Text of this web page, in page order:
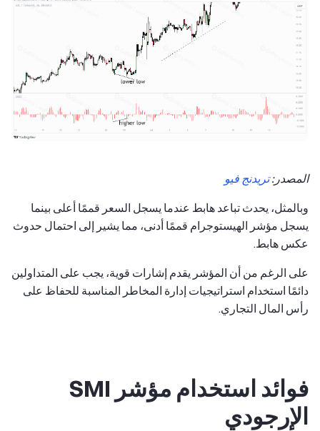
المصدر:تريدنج فيو
وبالمثل، يحدث تباعد هابط عندما يسجل السعر قممًا أعلى بينما
يسجل مؤشر الهيستوجرام قممًا أدنى، مما يشير إلى احتمال حدوث
عكس هابط.
على الرغم من أن المؤشر يقدم إشارات قوية، يجب على المتداولين
دائمًا استخدام استراتيجيات إدارة المخاطر المناسبة للحفاظ على
رأس المال التجاري.
فوائد استخدام مؤشر SMI
الإرجودي